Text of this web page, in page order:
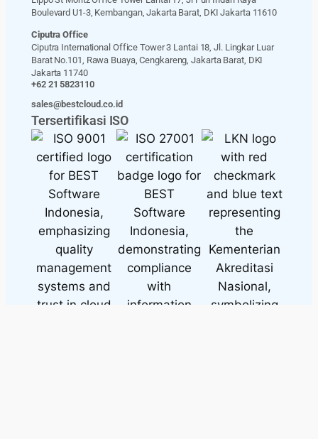
Boulevard U1-3, Kembangan, Jakarta Barat, DKI Jakarta 11610
Ciputra Office
Ciputra International Office Tower 3 Lantai 18, Jl. Lingkar Luar
Barat No.101, Rawa Buaya, Cengkareng, Jakarta Barat, DKI
Jakarta 11740
+62 21 5823110
sales@bestcloud.co.id
Tersertifikasi ISO